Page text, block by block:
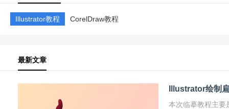
Illustrator教程 CorelDraw教程
最新文章
Illustrator绘制
本次临摹教程主要